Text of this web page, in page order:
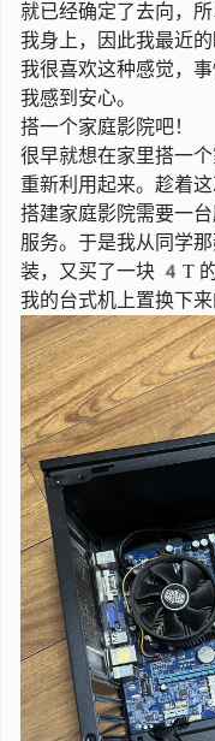
就已经确定了去向，
我身上，因此我最近
我很喜欢这种感觉，
我感到安心。
搭一个家庭影院吧！
很早就想在家里搭一
重新利用起来。趁着这
搭建家庭影院需要一
服务。于是我从同学
装，又买了一块 4T
我的台式机上置换下